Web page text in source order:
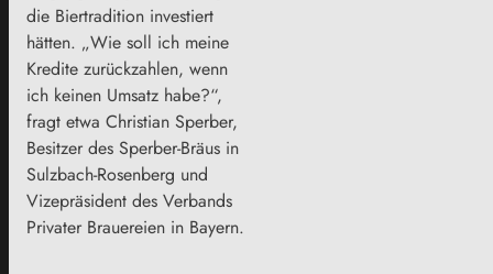
die Biertradition investiert
hätten. „Wie soll ich meine
Kredite zurückzahlen, wenn
ich keinen Umsatz habe?“,
fragt etwa Christian Sperber,
Besitzer des Sperber-Bräus in
Sulzbach-Rosenberg und
Vizepräsident des Verbands
Privater Brauereien in Bayern.